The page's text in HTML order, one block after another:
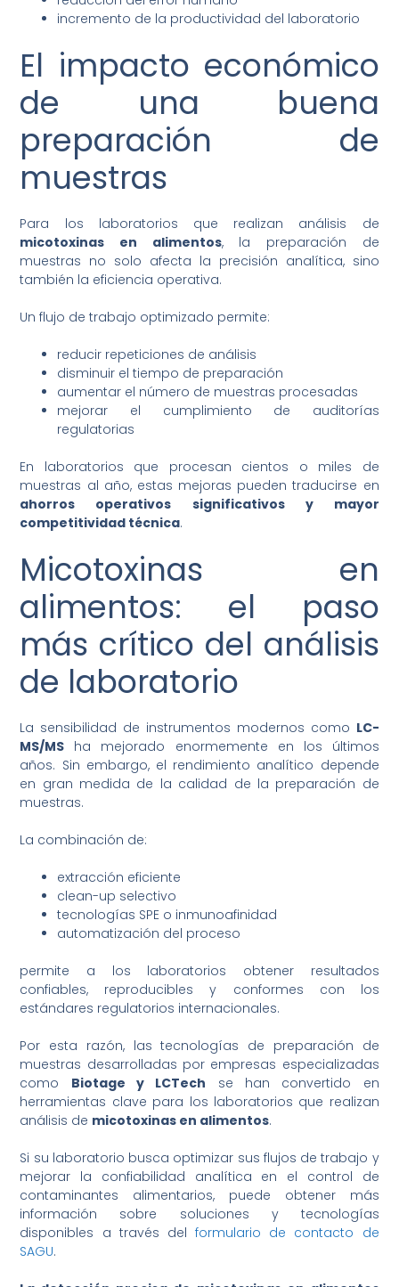
incremento de la productividad del laboratorio
El impacto económico
de una buena
preparación de
muestras
Para los laboratorios que realizan análisis de
micotoxinas en alimentos, la preparación de
muestras no solo afecta la precisión analítica, sino
también la eficiencia operativa.
Un flujo de trabajo optimizado permite:
reducir repeticiones de análisis
disminuir el tiempo de preparación
aumentar el número de muestras procesadas
mejorar el cumplimiento de auditorías
regulatorias
En laboratorios que procesan cientos o miles de
muestras al año, estas mejoras pueden traducirse en
ahorros operativos significativos y mayor
competitividad técnica.
Micotoxinas en
alimentos: el paso
más crítico del análisis
de laboratorio
La sensibilidad de instrumentos modernos como LC-
MS/MS ha mejorado enormemente en los últimos
años. Sin embargo, el rendimiento analítico depende
en gran medida de la calidad de la preparación de
muestras.
La combinación de:
extracción eficiente
clean-up selectivo
tecnologías SPE o inmunoafinidad
automatización del proceso
permite a los laboratorios obtener resultados
confiables, reproducibles y conformes con los
estándares regulatorios internacionales.
Por esta razón, las tecnologías de preparación de
muestras desarrolladas por empresas especializadas
como Biotage y LCTech se han convertido en
herramientas clave para los laboratorios que realizan
análisis de micotoxinas en alimentos.
Si su laboratorio busca optimizar sus flujos de trabajo y
mejorar la confiabilidad analítica en el control de
contaminantes alimentarios, puede obtener más
información sobre soluciones y tecnologías
disponibles a través delformulario de contacto de
SAGU.